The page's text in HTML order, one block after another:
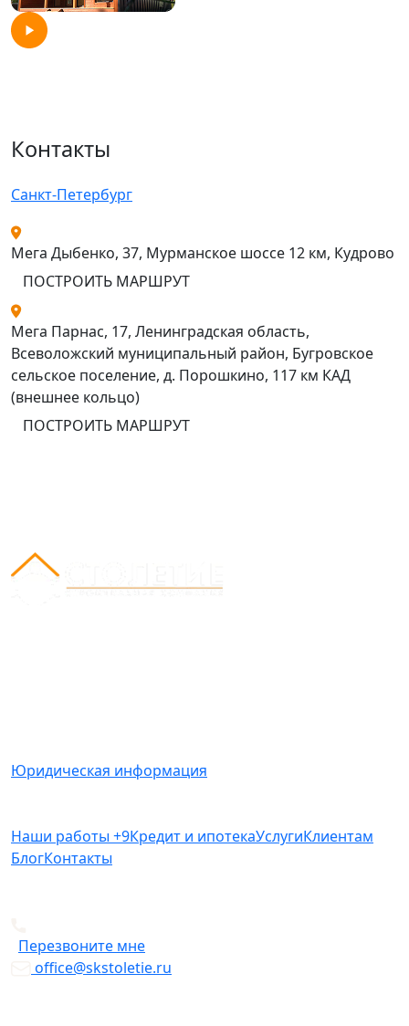
Контакты
Санкт-Петербург
Мега Дыбенко, 37, Мурманское шоссе 12 км, Кудрово
ПОСТРОИТЬ МАРШРУТ
Мега Парнас, 17, Ленинградская область,
Всеволожский муниципальный район, Бугровское
сельское поселение, д. Порошкино, 117 км КАД
(внешнее кольцо)
ПОСТРОИТЬ МАРШРУТ
Юридическая информация
Наши работы +9Кредит и ипотекаУслугиКлиентам
БлогКонтакты
Перезвоните мне
office@skstoletie.ru